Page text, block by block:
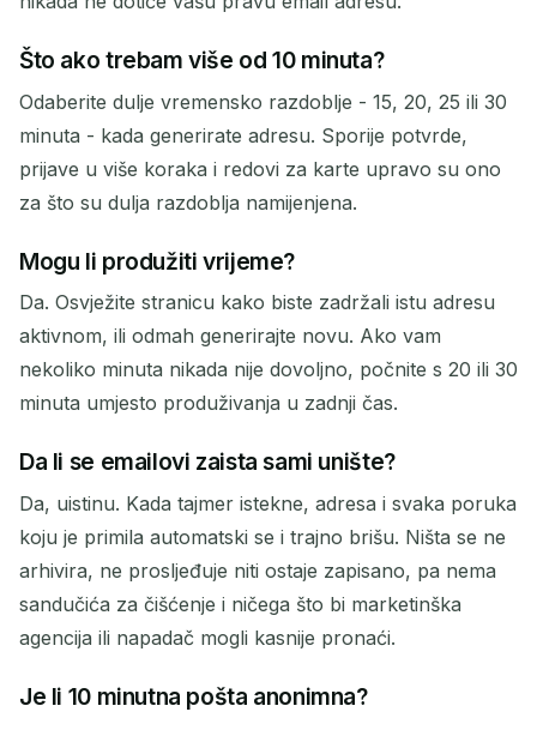
Što ako trebam više od 10 minuta?
Odaberite dulje vremensko razdoblje - 15, 20, 25 ili 30
minuta - kada generirate adresu. Sporije potvrde,
prijave u više koraka i redovi za karte upravo su ono
za što su dulja razdoblja namijenjena.
Mogu li produžiti vrijeme?
Da. Osvježite stranicu kako biste zadržali istu adresu
aktivnom, ili odmah generirajte novu. Ako vam
nekoliko minuta nikada nije dovoljno, počnite s 20 ili 30
minuta umjesto produživanja u zadnji čas.
Da li se emailovi zaista sami unište?
Da, uistinu. Kada tajmer istekne, adresa i svaka poruka
koju je primila automatski se i trajno brišu. Ništa se ne
arhivira, ne prosljeđuje niti ostaje zapisano, pa nema
sandučića za čišćenje i ničega što bi marketinška
agencija ili napadač mogli kasnije pronaći.
Je li 10 minutna pošta anonimna?